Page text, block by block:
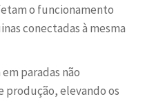
o funcionamento
conectadas à mesma
paradas não
produção, elevando os